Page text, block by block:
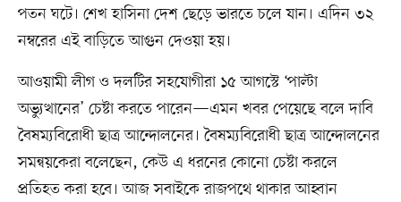
পতন ঘটে। শেখ হাসিনা দেশ ছেড়ে ভারতে চলে যান। এদিন ৩২
নম্বরের এই বাড়িতে আগুন দেওয়া হয়।
আওয়ামী লীগ ও দলটির সহযোগীরা ১৫ আগস্টে ‘পাল্টা
অভ্যুত্থানের’ চেষ্টা করতে পারেন—এমন খবর পেয়েছে বলে দাবি
বৈষম্যবিরোধী ছাত্র আন্দোলনের। বৈষম্যবিরোধী ছাত্র আন্দোলনের
সমন্বয়কেরা বলেছেন, কেউ এ ধরনের কোনো চেষ্টা করলে
প্রতিহত করা হবে। আজ সবাইকে রাজপথে থাকার আহ্বান